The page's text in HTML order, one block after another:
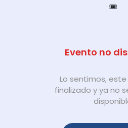
🎟️
Evento no
Lo sentimos,
finalizado y ya no